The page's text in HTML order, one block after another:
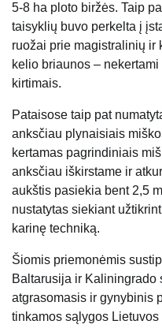
5-8 ha ploto biržės. Taip
taisyklių buvo perkelta į
ruožai prie magistralinių ir
kelio briaunos –
kirtimais.
Pataisose taip pat
anksčiau plynaisiais
kertamas pagrindiniais
anksčiau iškirstame ir
aukštis pasiekia bent 2,5
nustatytas siekiant
karinę techniką.
Šiomis priemonėmis
Baltarusija ir Kaliningrado
atgrasomasis ir gynybinis
tinkamos sąlygos